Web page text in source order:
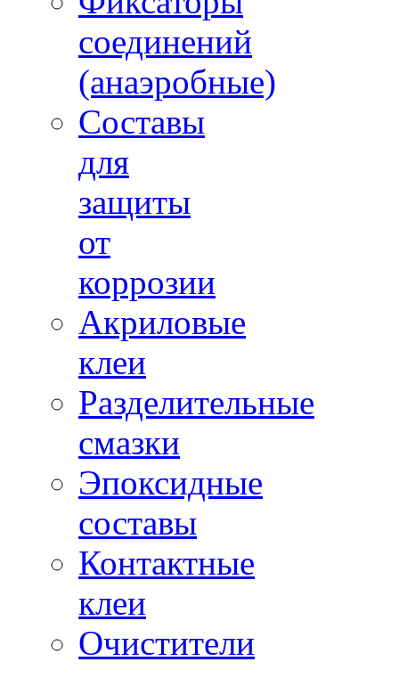
соединений
(анаэробные)
Составы
для
защиты
от
коррозии
Акриловые
клеи
Разделительные
смазки
Эпоксидные
составы
Контактные
клеи
Очистители